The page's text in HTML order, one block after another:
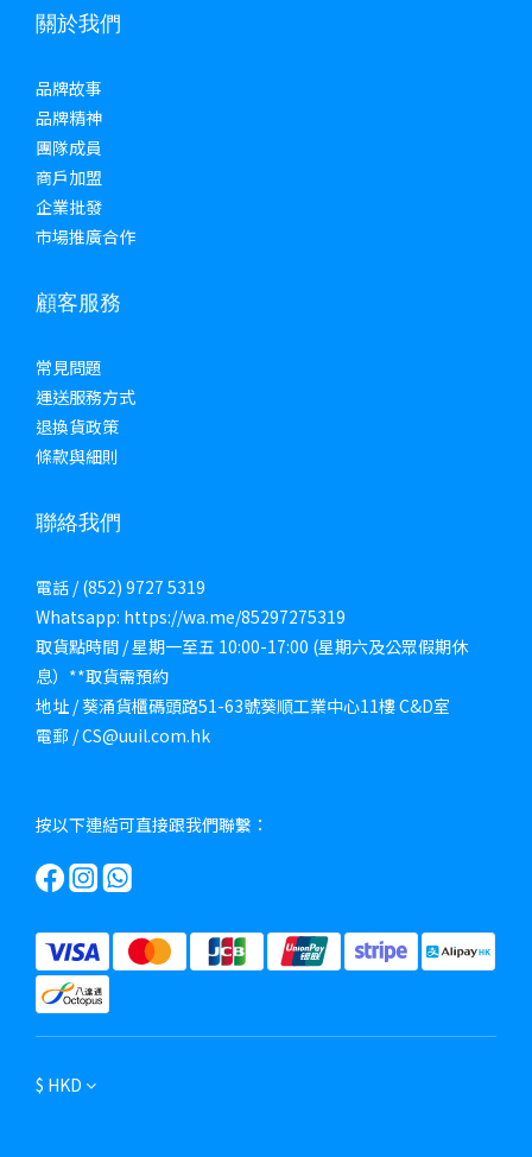
關於我們
品牌故事
品牌精神
團隊成員
商戶加盟
企業批發
市場推廣合作
顧客服務
常見問題
運送服務方式
退換貨政策
條款與細則
聯絡我們
電話 / (852) 9727 5319
Whatsapp: https://wa.me/85297275319
取貨點時間 / 星期一至五 10:00-17:00 (星期六及公眾假期休
息）**取貨需預約
地址 / 葵涌貨櫃碼頭路51-63號葵順工業中心11樓 C&D室
電郵 / CS@uuil.com.hk
按以下連結可直接跟我們聯繫：
$ HKD